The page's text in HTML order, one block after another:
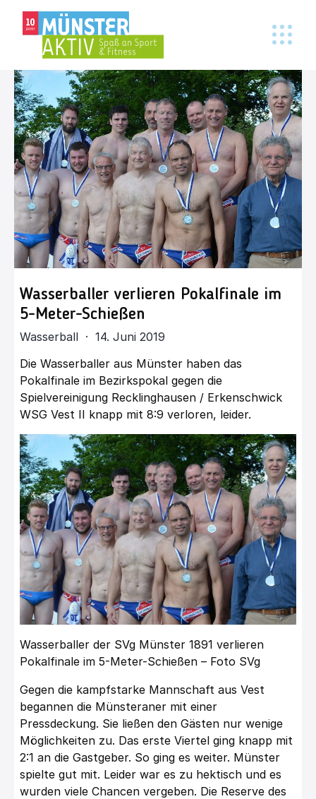
Wasserballer verlieren Pokalfinale im
5-Meter-Schießen
Wasserball · 14. Juni 2019
Die Wasserballer aus Münster haben das
Pokalfinale im Bezirkspokal gegen die
Spielvereinigung Recklinghausen / Erkenschwick
WSG Vest II knapp mit 8:9 verloren, leider.
Wasserballer der SVg Münster 1891 verlieren
Pokalfinale im 5-Meter-Schießen – Foto SVg
Gegen die kampfstarke Mannschaft aus Vest
begannen die Münsteraner mit einer
Pressdeckung. Sie ließen den Gästen nur wenige
Möglichkeiten zu. Das erste Viertel ging knapp mit
2:1 an die Gastgeber. So ging es weiter. Münster
spielte gut mit. Leider war es zu hektisch und es
wurden viele Chancen vergeben. Die Reserve des